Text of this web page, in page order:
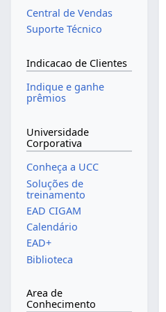
Central de Vendas
Suporte Técnico
Indicacao de Clientes
Indique e ganhe
prêmios
Universidade
Corporativa
Conheça a UCC
Soluções de
treinamento
EAD CIGAM
Calendário
EAD+
Biblioteca
Area de
Conhecimento